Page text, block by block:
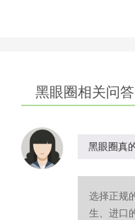
黑眼圈相关问答
黑眼圈真
选择正规
生、进口